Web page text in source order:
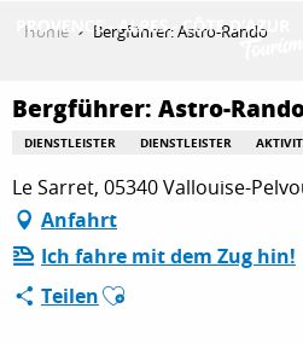
principal
ENTDECKEN
AKTIVITÄTEN
AUFENTHALT
Home Bergführer: Astro-Rando
Bergführer: Astro-
DIENSTLEISTER DIENSTLEISTER
Le Sarret, 05340 Vallouise-
Anfahrt
Ich fahre mit dem Zug hin!
TeilenAjouter aux favoris